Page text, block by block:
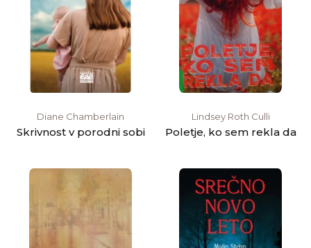
Diane Chamberlain
Skrivnost v porodni sobi
Lindsey Roth Culli
Poletje, ko sem rekla da